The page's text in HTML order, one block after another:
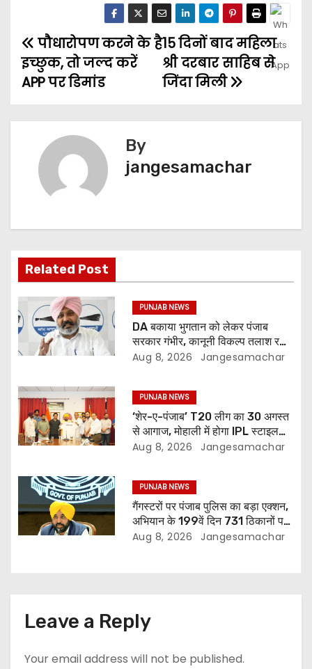
15 दिनों बाद महिला
श्री दरबार साहिब से
जिंदा मिली
पौधारोपण करने के है
इच्छुक, तो जल्द करें
APP पर डिमांड
By
jangesamachar
Related Post
PUNJAB NEWS
DA बकाया भुगतान को लेकर पंजाब
सरकार गंभीर, कानूनी विकल्प तलाश रही:
वित्त मंत्री; 27 अगस्त की हड़ताल की
Aug 8, 2026 Jangesamachar
PUNJAB NEWS
‘शेर-ए-पंजाब’ T20 लीग का 30 अगस्त
से आगाज, मोहाली में होगा IPL स्टाइल
क्रिकेट का रोमांच
Aug 8, 2026 Jangesamachar
PUNJAB NEWS
गैंगस्टरों पर पंजाब पुलिस का बड़ा एक्शन,
अभियान के 199वें दिन 731 ठिकानों पर
छापेमारी; 429 गिरफ्तार
Aug 8, 2026 Jangesamachar
Leave a Reply
Your email address will not be published.